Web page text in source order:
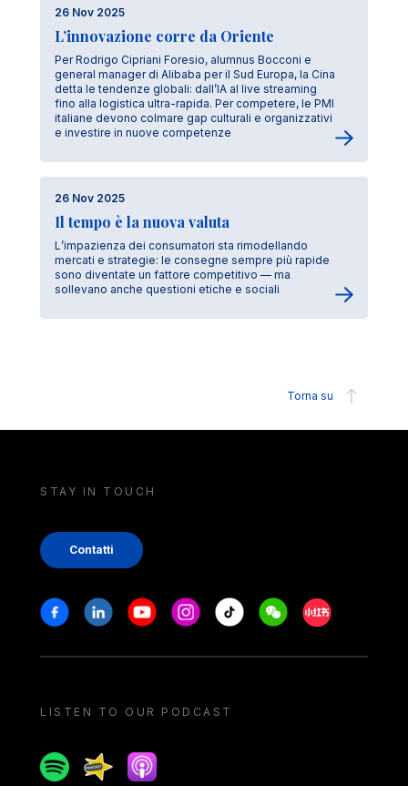
26 Nov 2025
L’innovazione corre da Oriente
Per Rodrigo Cipriani Foresio, alumnus Bocconi e
general manager di Alibaba per il Sud Europa, la Cina
detta le tendenze globali: dall’IA al live streaming
fino alla logistica ultra-rapida. Per competere, le PMI
italiane devono colmare gap culturali e organizzativi
e investire in nuove competenze
26 Nov 2025
Il tempo è la nuova valuta
L’impazienza dei consumatori sta rimodellando
mercati e strategie: le consegne sempre più rapide
sono diventate un fattore competitivo — ma
sollevano anche questioni etiche e sociali
Torna su
STAY IN TOUCH
Contatti
Stay in touch
FacebookLinkedinYoutubeInstagram
Tiktok WeechatXiaohongshu/
LISTEN TO OUR PODCAST
SpotifySpreakerApple podcast